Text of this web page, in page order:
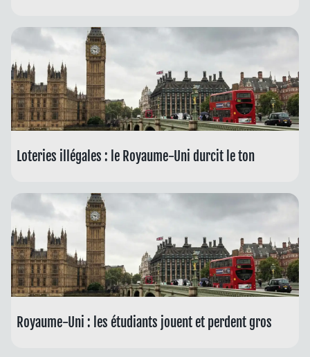
Loteries illégales : le Royaume-Uni durcit le ton
Royaume-Uni : les étudiants jouent et perdent gros